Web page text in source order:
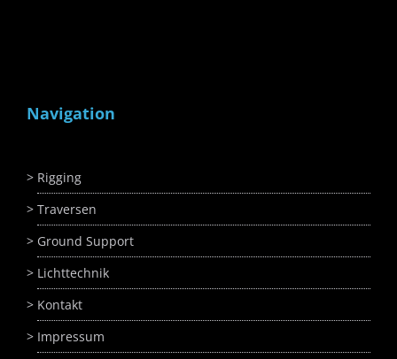
Navigation
Rigging
Traversen
Ground Support
Lichttechnik
Kontakt
Impressum